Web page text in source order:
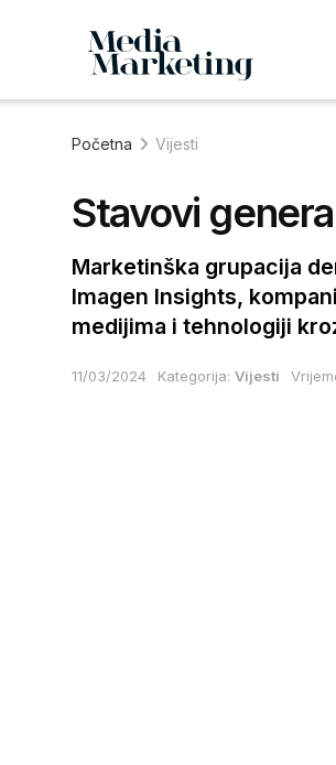
Početna Vijesti
Stavovi
Marketinška grupacija
Imagen Insights,
medijima i tehnologiji
11/03/2024 Kategorija: Vijesti